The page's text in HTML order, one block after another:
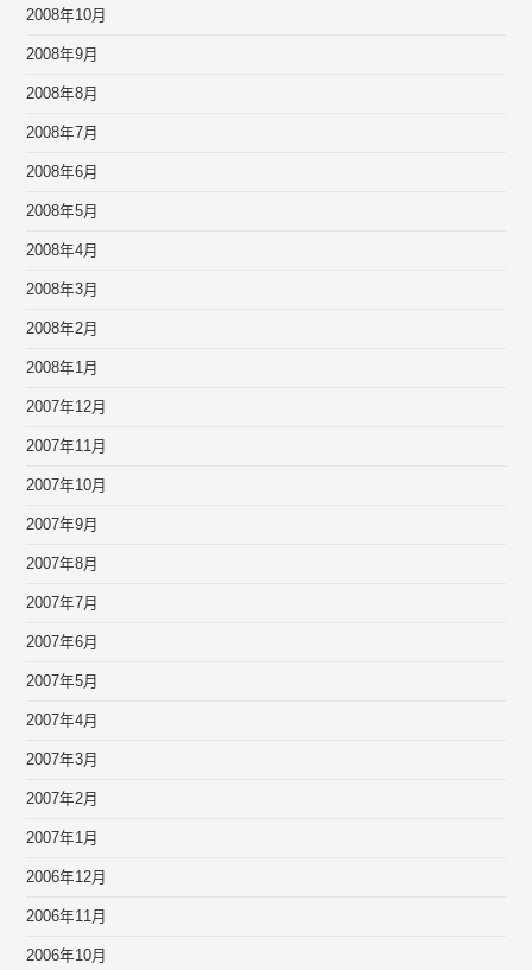
2008年10月
2008年9月
2008年8月
2008年7月
2008年6月
2008年5月
2008年4月
2008年3月
2008年2月
2008年1月
2007年12月
2007年11月
2007年10月
2007年9月
2007年8月
2007年7月
2007年6月
2007年5月
2007年4月
2007年3月
2007年2月
2007年1月
2006年12月
2006年11月
2006年10月